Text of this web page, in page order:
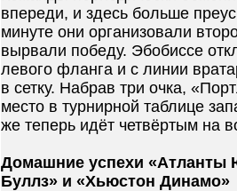
впереди, и здесь больше
минуте они организовали
вырвали победу. Эбобиссе
левого фланга и с линии
в сетку. Набрав три очка,
место в турнирной таблице
же теперь идёт четвёртым на
Домашние успехи «Атланты
Буллз» и «Хьюстон Динамо»